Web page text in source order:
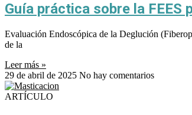
Guía práctica sobre la FEES
Evaluación Endoscópica de la Deglución
de la
Leer más »
29 de abril de 2025 No hay comentarios
ARTÍCULO